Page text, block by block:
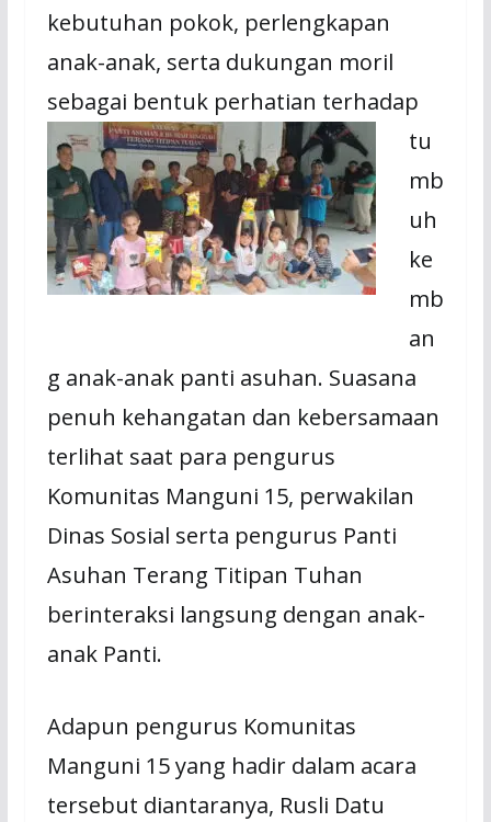
kebutuhan pokok, perlengkapan
anak-anak, serta dukungan moril
sebagai bentuk perhatian terhadap
tu
mb
uh
ke
mb
an
g anak-anak panti asuhan. Suasana
penuh kehangatan dan kebersamaan
terlihat saat para pengurus
Komunitas Manguni 15, perwakilan
Dinas Sosial serta pengurus Panti
Asuhan Terang Titipan Tuhan
berinteraksi langsung dengan anak-
anak Panti.
Adapun pengurus Komunitas
Manguni 15 yang hadir dalam acara
tersebut diantaranya, Rusli Datu